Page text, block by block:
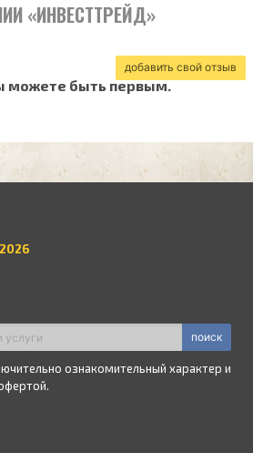
«ИНВЕСТТРЕЙД»
добавить свой отзыв
можете быть первым.
поиск
ознакомительный характер и